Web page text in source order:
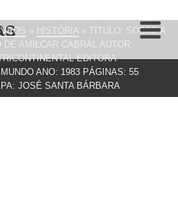
» HISTÓRIA » TÍTULO: SOBRE A
AMILCAR CABRAL AUTOR:
EDITORA
ANO: 1983 PÁGINAS: 55
JOSÉ SANTA BÁRBARA